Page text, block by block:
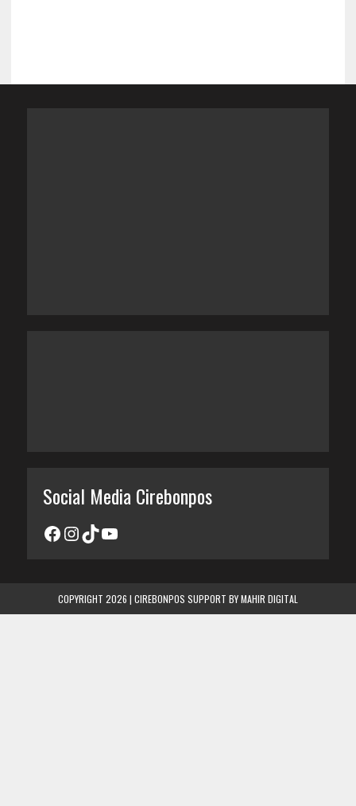
Social Media Cirebonpos
COPYRIGHT 2026 | CIREBONPOS SUPPORT BYMAHIR DIGITAL